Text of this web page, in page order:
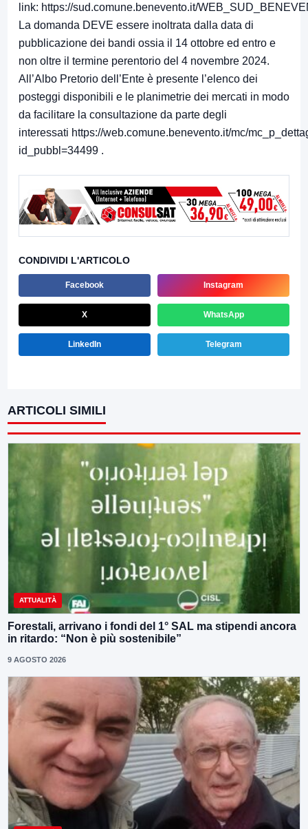
link: https://sud.comune.benevento.it/
La domanda DEVE essere inoltrata dalla data di
pubblicazione dei bandi ossia il 14 ottobre ed entro e
non oltre il termine perentorio del 4 novembre 2024.
All’Albo Pretorio dell’Ente è presente l’elenco dei
posteggi disponibili e le planimetrie dei mercati in modo
da facilitare la consultazione da parte degli
interessati https://web.comune.benevento.it/mc/
id_pubbl=34499 .
CONDIVIDI L'ARTICOLO
Facebook Instagram
X WhatsApp
LinkedIn Telegram
ARTICOLI SIMILI
ATTUALITÀ
Forestali, arrivano i fondi del 1° SAL ma stipendi ancora
in ritardo: “Non è più sostenibile”
9 AGOSTO 2026